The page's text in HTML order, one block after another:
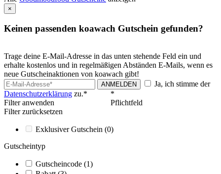
×
Keinen passenden koawach Gutschein gefunden?
Trage deine E-Mail-Adresse in das unten stehende Feld ein und
erhalte kostenlos und in regelmäßigen Abständen E-Mails, wenn es
neue Gutscheinaktionen von koawach gibt!
ANMELDEN
Ja, ich stimme der
Datenschutzerklärung zu.*
*
Pflichtfeld
Filter anwenden
Filter zurücksetzen
Exklusiver Gutschein (0)
Gutscheintyp
Gutscheincode (1)